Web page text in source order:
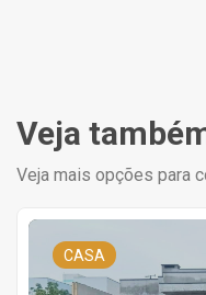
Veja
Veja mais opções para
CASA